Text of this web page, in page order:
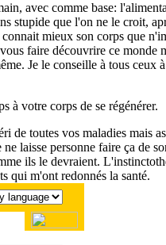
avec comme base:
stupide que l'on ne le croit,
mieux son corps que
faire découvrire ce
Je le conseille à tous
à votre corps de se régénérer.
de toutes vos maladies mais
laisse personne faire ça de
ils le devraient.
qui m'ont redonnés la santé.